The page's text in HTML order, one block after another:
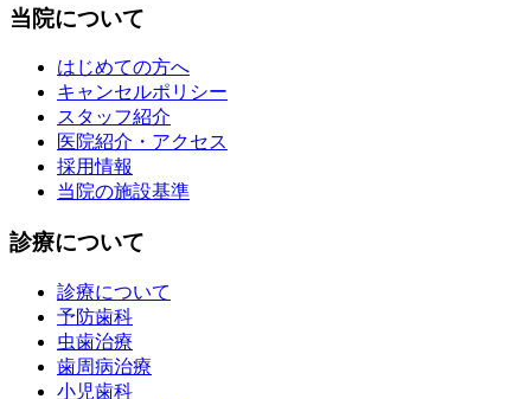
当院について
はじめての方へ
キャンセルポリシー
スタッフ紹介
医院紹介・アクセス
採用情報
当院の施設基準
診療について
診療について
予防歯科
虫歯治療
歯周病治療
小児歯科